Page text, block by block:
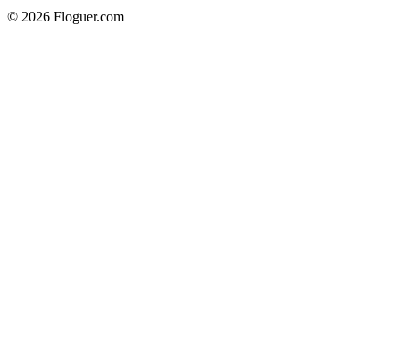
© 2026 Floguer.com